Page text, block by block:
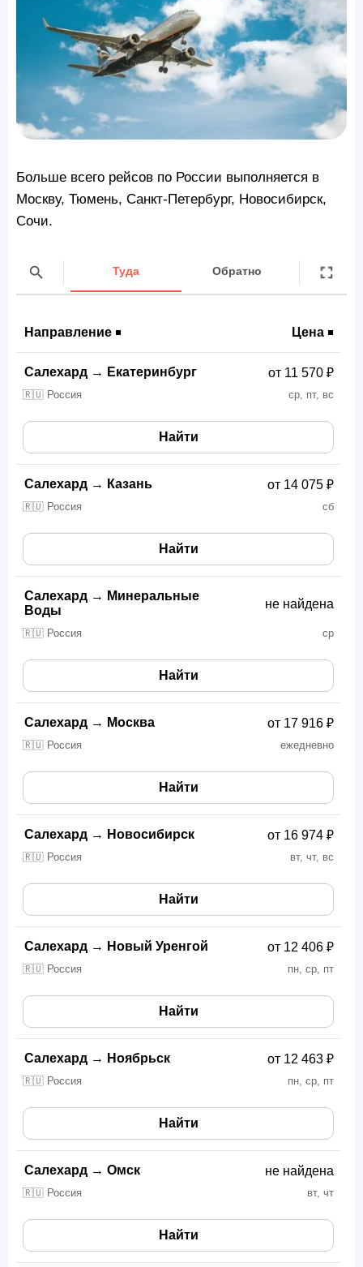
Больше всего рейсов по России выполняется в
Москву, Тюмень, Санкт-Петербург, Новосибирск,
Сочи.
Туда Обратно
Направление Цена
Салехард → Екатеринбург
🇷🇺 Россия ср, пт, вс
от 11 570 ₽
Найти
Салехард → Казань
🇷🇺 Россия сб
от 14 075 ₽
Найти
Салехард → Минеральные
Воды
🇷🇺 Россия ср
не найдена
Найти
Салехард → Москва
🇷🇺 Россия ежедневно
от 17 916 ₽
Найти
Салехард → Новосибирск
🇷🇺 Россия вт, чт, вс
от 16 974 ₽
Найти
Салехард → Новый Уренгой
🇷🇺 Россия пн, ср, пт
от 12 406 ₽
Найти
Салехард → Ноябрьск
🇷🇺 Россия пн, ср, пт
от 12 463 ₽
Найти
Салехард → Омск
🇷🇺 Россия вт, чт
не найдена
Найти